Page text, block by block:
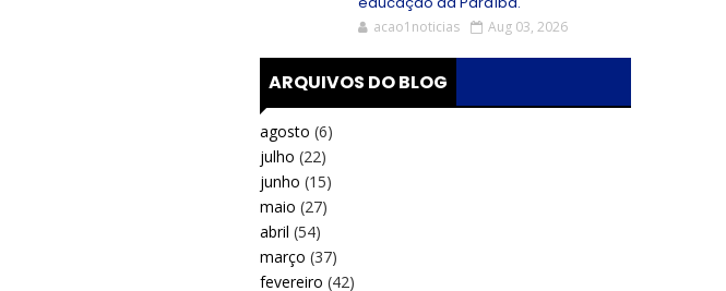
acao1noticias Aug 03, 2026
ARQUIVOS DO BLOG
agosto (6)
julho (22)
junho (15)
maio (27)
abril (54)
março (37)
fevereiro (42)